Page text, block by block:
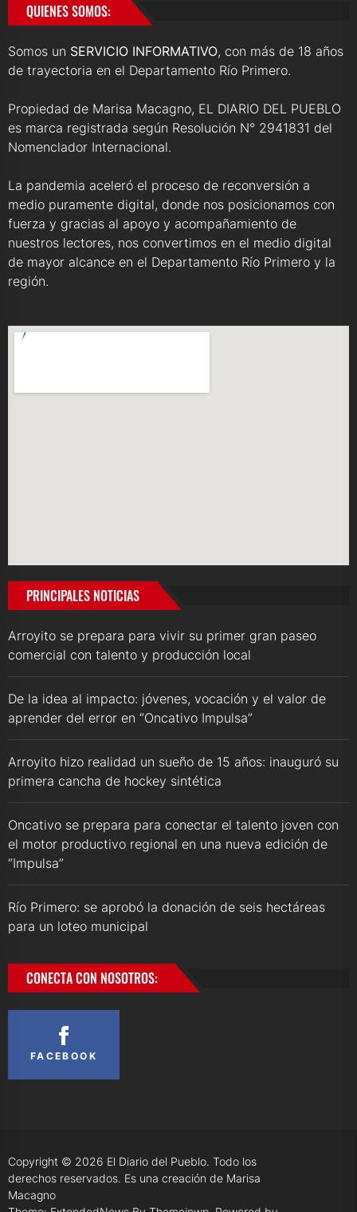
QUIENES SOMOS:
Somos un SERVICIO INFORMATIVO, con más de 18 años
de trayectoria en el Departamento Río Primero.
Propiedad de Marisa Macagno, EL DIARIO DEL PUEBLO
es marca registrada según Resolución N° 2941831 del
Nomenclador Internacional.
La pandemia aceleró el proceso de reconversión a
medio puramente digital, donde nos posicionamos con
fuerza y gracias al apoyo y acompañamiento de
nuestros lectores, nos convertimos en el medio digital
de mayor alcance en el Departamento Río Primero y la
región.
PRINCIPALES NOTICIAS
Arroyito se prepara para vivir su primer gran paseo
comercial con talento y producción local
De la idea al impacto: jóvenes, vocación y el valor de
aprender del error en “Oncativo Impulsa”
Arroyito hizo realidad un sueño de 15 años: inauguró su
primera cancha de hockey sintética
Oncativo se prepara para conectar el talento joven con
el motor productivo regional en una nueva edición de
“Impulsa”
Río Primero: se aprobó la donación de seis hectáreas
para un loteo municipal
CONECTA CON NOSOTROS:
FACEBOOK
Copyright © 2026 El Diario del Pueblo. Todo los
derechos reservados. Es una creación de Marisa
Macagno